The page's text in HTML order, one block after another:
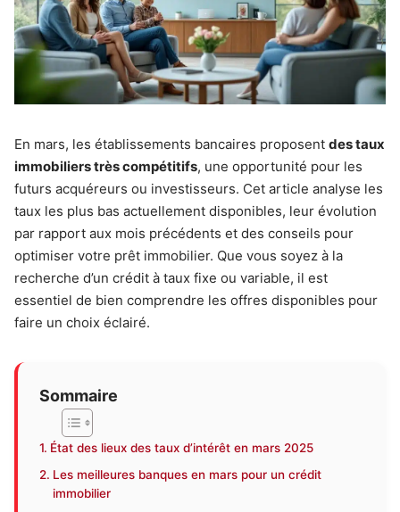
En mars, les établissements bancaires proposent des taux
immobiliers très compétitifs, une opportunité pour les
futurs acquéreurs ou investisseurs. Cet article analyse les
taux les plus bas actuellement disponibles, leur évolution
par rapport aux mois précédents et des conseils pour
optimiser votre prêt immobilier. Que vous soyez à la
recherche d’un crédit à taux fixe ou variable, il est
essentiel de bien comprendre les offres disponibles pour
faire un choix éclairé.
Sommaire
État des lieux des taux d’intérêt en mars 2025
Les meilleures banques en mars pour un crédit
immobilier